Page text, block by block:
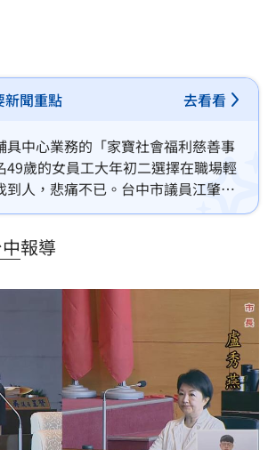
新聞重點 去看看
具中心業務的「家寶社會福利慈善事
49歲的女員工大年初二選擇在職場輕
到人，悲痛不已。台中市議員江肇國
詢時不滿社會局的調查結果，希望市
報導